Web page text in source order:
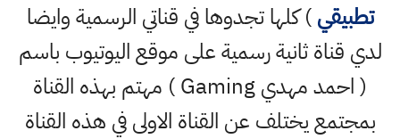
تطبيقي) كلها تجدوها في قناتي الرسمية وايضا
لدي قناة ثانية رسمية على موقع اليوتيوب باسم
( احمد مهدي Gaming ) مهتم بهذه القناة
بمجتمع يختلف عن القناة الاولى في هذه القناة